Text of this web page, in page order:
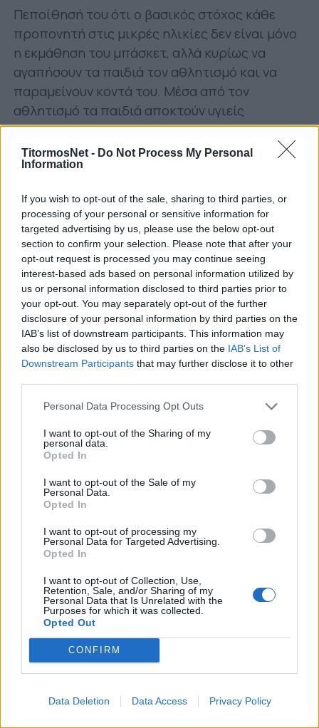
TitormosNet - Do Not Process My Personal
Information
If you wish to opt-out of the sale, sharing to third parties, or
processing of your personal or sensitive information for
targeted advertising by us, please use the below opt-out
section to confirm your selection. Please note that after your
opt-out request is processed you may continue seeing
interest-based ads based on personal information utilized by
us or personal information disclosed to third parties prior to
your opt-out. You may separately opt-out of the further
disclosure of your personal information by third parties on the
IAB’s list of downstream participants. This information may
also be disclosed by us to third parties on the IAB’s List of
Downstream Participants that may further disclose it to other
Personal Data Processing Opt Outs
I want to opt-out of the Sharing of my
personal data.
Opted In
I want to opt-out of the Sale of my
Personal Data.
Opted In
I want to opt-out of processing my
Personal Data for Targeted Advertising.
Opted In
I want to opt-out of Collection, Use,
Retention, Sale, and/or Sharing of my
Personal Data that Is Unrelated with the
Purposes for which it was collected.
Opted Out
CONFIRM
Data Deletion Data Access Privacy Policy
Πεποίθησή του ότι ο βασικός στόχος κάθε
προπονητή στις μικρές ηλικίες δεν είναι μόνο
η εκμάθηση του μπάσκετ, αλλά κυρίως να
αγαπήσουν τα παιδιά τον αθλητισμό και να
παραμείνουν κοντά του. Μέσα από τον
αθλητισμό τα παιδιά αποκτούν υγιείς
συνήθειες, κοινωνικοποιούνται, δημιουργούν
φιλίες, δεσμούς, μαθαίνουν να συνεργάζονται
και θέτουν στόχους που τα βοηθούν σε όλη
Η πορεία του
Τα πρώτα του βήματα έγιναν στην Ακαδημία
του Χαριλάου Τρικούπη Μεσολογγίου, όπου για
ένα μικρό χρονικό διάστημα είχε την ευκαιρία
να γνωρίσει από κοντά τον χώρο των
ακαδημιών και της προπονητικής.
Το 2011 ανέλαβε καθήκοντα στο ανδρικό τμήμα
του Απόλλωνα Μεσολογγίου, ξεκινώντας μια
συμμετείχε στη δημιουργία και ανάπτυξη των
ακαδημιών του Απόλλωνα Μεσολογγίου, καθώς
και των τμημάτων Παίδων, Μίνι και Προμίνι.
Αργότερα συνεργάστηκε με τον Λέοντα
Μεσολογγίου, τόσο στο ανδρικό τμήμα όσο και
αυτής της προσπάθειας δημιουργήθηκαν με
επιτυχία τμήματα ακαδημιών στις Οινιάδες,
στο Νεοχώρι και στην Κατοχή, δίνοντας τη
δυνατότητα σε περισσότερα παιδιά της
περιοχής να γνωρίσουν το μπάσκετ.
Παράλληλα συμμετείχε στη δημιουργία των
ακαδημιών του Απόλλωνα Μεσολογγίου στα
ανάπτυξης του αθλήματος στην ευρύτερη